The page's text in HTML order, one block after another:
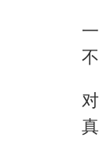
真